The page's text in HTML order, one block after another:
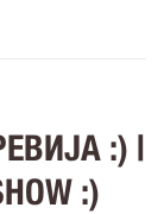
:) |
:)